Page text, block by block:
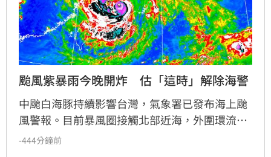
颱風紫暴雨今晚開炸　估「這時」解除海警
中颱白海豚持續影響台灣，氣象署已發布海上颱
風警報。目前暴風圈接觸北部近海，外圍環流引
發強對流，北海岸已出現強風與局部龍捲風。氣
-444分鐘前